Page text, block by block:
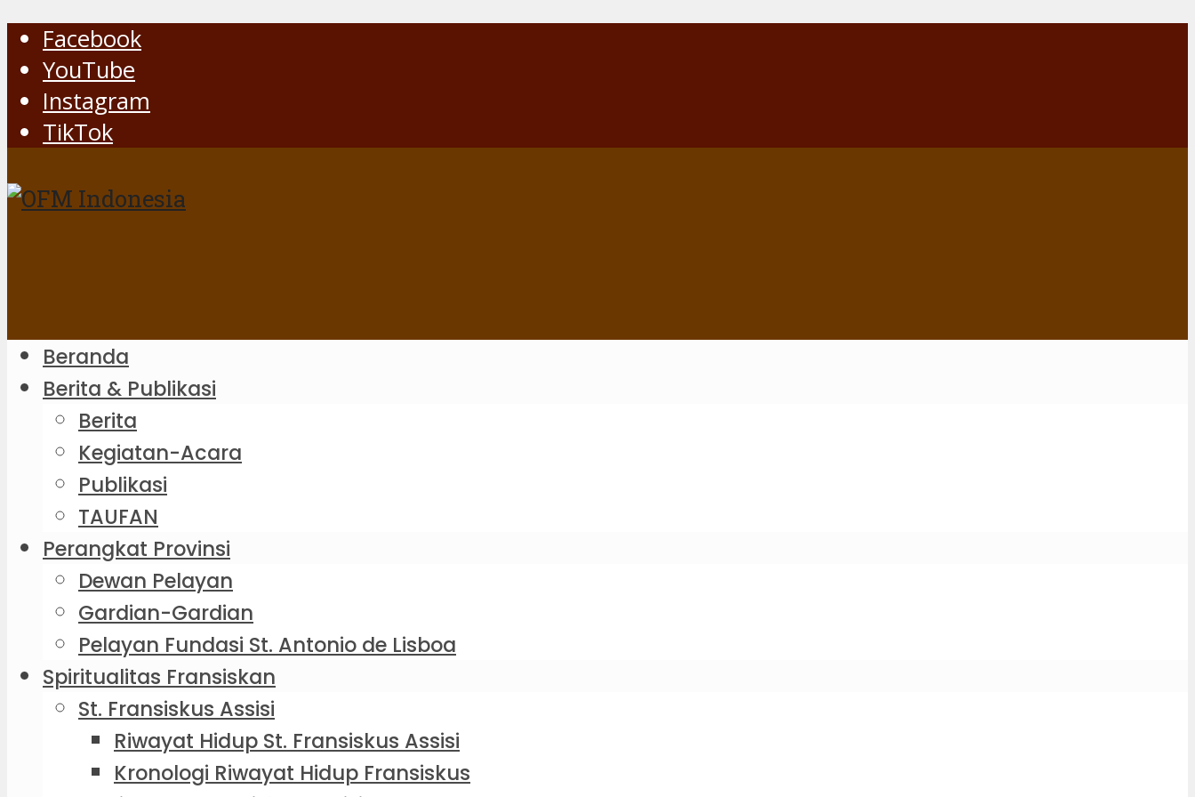
Facebook
YouTube
Instagram
TikTok
Beranda
Berita & Publikasi
Berita
Kegiatan-Acara
Publikasi
TAUFAN
Perangkat Provinsi
Dewan Pelayan
Gardian-Gardian
Pelayan Fundasi St. Antonio de Lisboa
Spiritualitas Fransiskan
St. Fransiskus Assisi
Riwayat Hidup St. Fransiskus Assisi
Kronologi Riwayat Hidup Fransiskus